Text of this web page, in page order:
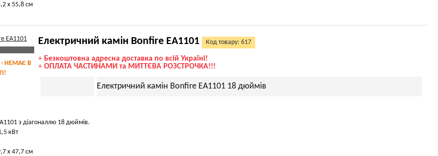
х 55,8 см
- НЕМАЄ В
Електричний камін Bonfire EA1101 Код товару: 617
+ Безкоштовна адресна доставка по всій Україні!
+ ОПЛАТА ЧАСТИНАМИ та МИТТЄВА РОЗСТРОЧКА!!!
Електричний камін Bonfire EA1101 18 дюймів
з діагоналлю 18 дюймів.
кВт
х 47,7 см